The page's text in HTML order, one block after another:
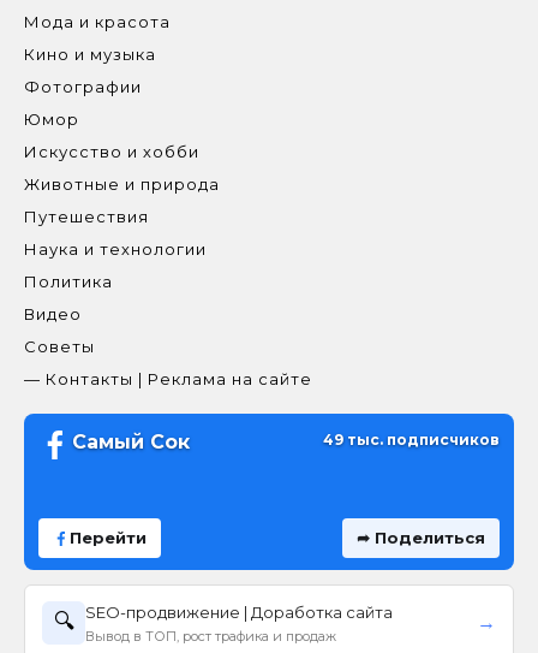
Мода и красота
Кино и музыка
Фотографии
Юмор
Искусство и хобби
Животные и природа
Путешествия
Наука и технологии
Политика
Видео
Советы
— Контакты | Реклама на сайте
Самый Сок 49 тыс. подписчиков
Перейти ➦ Поделиться
🔍 SEO-продвижение | Доработка сайта
Вывод в ТОП, рост трафика и продаж
→